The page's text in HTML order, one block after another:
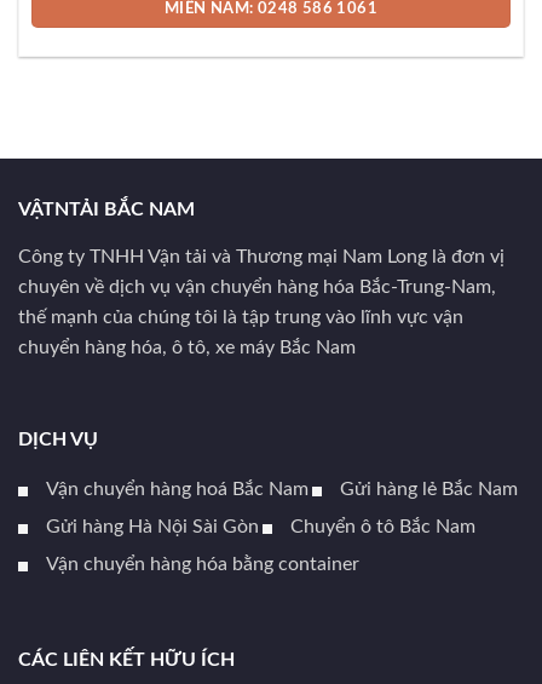
MIỀN NAM: 0248 586 1061
VẬTNTẢI BẮC NAM
Công ty TNHH Vận tải và Thương mại Nam Long là đơn vị
chuyên về dịch vụ vận chuyển hàng hóa Bắc-Trung-Nam,
thế mạnh của chúng tôi là tập trung vào lĩnh vực vận
chuyển hàng hóa, ô tô, xe máy Bắc Nam
DỊCH VỤ
Vận chuyển hàng hoá Bắc Nam
Gửi hàng lẻ Bắc Nam
Gửi hàng Hà Nội Sài Gòn
Chuyển ô tô Bắc Nam
Vận chuyển hàng hóa bằng container
CÁC LIÊN KẾT HỮU ÍCH